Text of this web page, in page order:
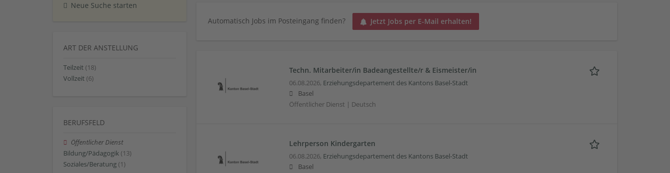
Neue Suche starten
ART DER ANSTELLUNG
Teilzeit (18)
Vollzeit (6)
BERUFSFELD
Öffentlicher Dienst
Bildung/Pädagogik (13)
Soziales/Beratung (1)
Automatisch Jobs im Posteingang finden? Jetzt Jobs per E-Mail erhalten!
Techn. Mitarbeiter/in Badeangestellte/r & Eismeister/in
06.08.2026, Erziehungsdepartement des Kantons Basel-Stadt
Basel
Öffentlicher Dienst | Deutsch
Lehrperson Kindergarten
06.08.2026, Erziehungsdepartement des Kantons Basel-Stadt
Basel